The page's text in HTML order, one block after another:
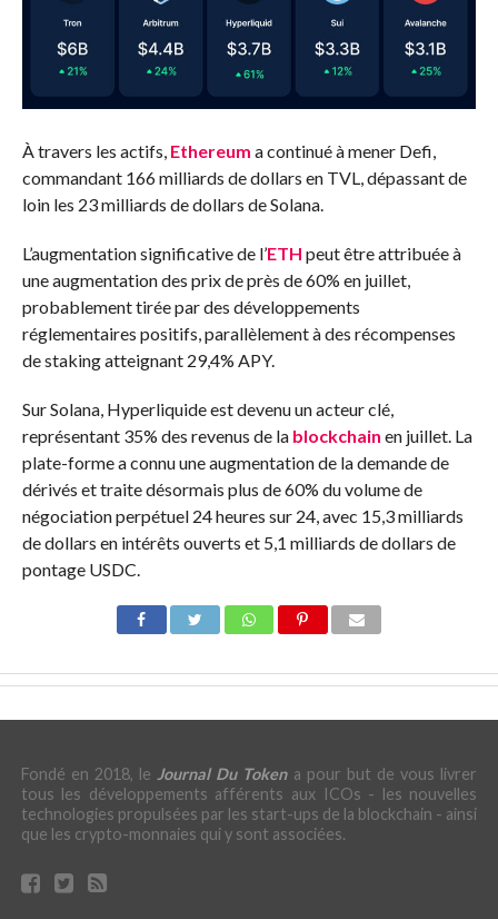
À travers les actifs, Ethereum a continué à mener Defi,
commandant 166 milliards de dollars en TVL, dépassant de
loin les 23 milliards de dollars de Solana.
L’augmentation significative de l’ETH peut être attribuée à
une augmentation des prix de près de 60% en juillet,
probablement tirée par des développements
réglementaires positifs, parallèlement à des récompenses
de staking atteignant 29,4% APY.
Sur Solana, Hyperliquide est devenu un acteur clé,
représentant 35% des revenus de la blockchain en juillet. La
plate-forme a connu une augmentation de la demande de
dérivés et traite désormais plus de 60% du volume de
négociation perpétuel 24 heures sur 24, avec 15,3 milliards
de dollars en intérêts ouverts et 5,1 milliards de dollars de
pontage USDC.
Fondé en 2018, le Journal Du Tokena pour but de vous livrer
tous les développements afférents aux ICOs - les nouvelles
technologies propulsées par les start-ups de la blockchain - ainsi
que les crypto-monnaies qui y sont associées.